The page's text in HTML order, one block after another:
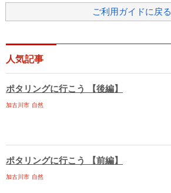
ご利用ガイドに戻る
人気記事
ポタリングに行こう 【後編】
加古川市 自然
ポタリングに行こう 【前編】
加古川市 自然